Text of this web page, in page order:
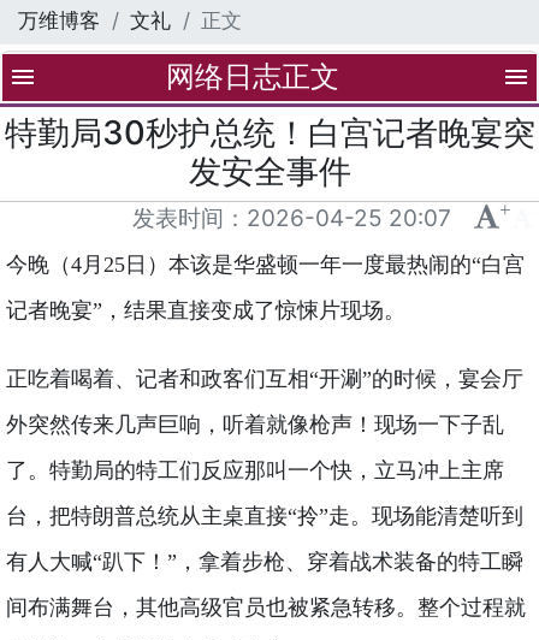
万维博客 文礼 正文
menu 网络日志正文 menu
特勤局30秒护总统！白宫记者晚宴突
发安全事件
发表时间： 2026-04-25 20:07 +
今晚（4月25日）本该是华盛顿一年一度最热闹的“白宫
记者晚宴”，结果直接变成了惊悚片现场。
正吃着喝着、记者和政客们互相“开涮”的时候，宴会厅
外突然传来几声巨响，听着就像枪声！现场一下子乱
了。特勤局的特工们反应那叫一个快，立马冲上主席
台，把特朗普总统从主桌直接“拎”走。现场能清楚听到
有人大喊“趴下！”，拿着步枪、穿着战术装备的特工瞬
间布满舞台，其他高级官员也被紧急转移。整个过程就